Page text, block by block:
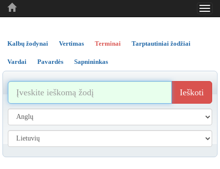
..
..
Kalbų žodynai Vertimas Terminai Tarptautiniai žodžiai
Vardai Pavardės Sapnininkas
Ieškoti